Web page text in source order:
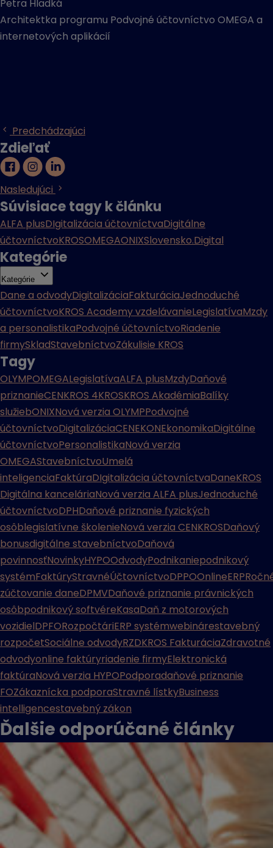
Petra Hladká
Architektka programu Podvojné účtovníctvo OMEGA a
internetových aplikácií
Predchádzajúci
Zdieľať
Nasledujúci
Súvisiace tagy k článku
ALFA plusDIgitalizácia účtovníctvaDigitálne
účtovníctvoKROSOMEGAONIXSlovensko.Digital
Kategórie
Kategórie
Dane a odvodyDigitalizáciaFakturáciaJednoduché
účtovníctvoKROS Academy vzdelávanieLegislatívaMzdy
a personalistikaPodvojné účtovníctvoRiadenie
firmySkladStavebníctvoZákulisie KROS
Tagy
OLYMPOMEGALegislatívaALFA plusMzdyDaňové
priznanieCENKROS 4KROSKROS AkadémiaBalíky
služiebONIXNová verzia OLYMPPodvojné
účtovníctvoDigitalizáciaCENEKONEkonomikaDigitálne
účtovníctvoPersonalistikaNová verzia
OMEGAStavebníctvoUmelá
inteligenciaFaktúraDIgitalizácia účtovníctvaDaneKROS
Digitálna kanceláriaNová verzia ALFA plusJednoduché
účtovníctvoDPHDaňové priznanie fyzických
osôblegislatívne školenieNová verzia CENKROSDaňový
bonusdigitálne stavebníctvoDaňová
povinnosťNovinkyHYPOOdvodyPodnikaniepodnikový
systémFaktúryStravnéÚčtovníctvoDPPOOnlineERP
zúčtovanie daneDPMVDaňové priznanie právnických
osôbpodnikový softvéreKasaDaň z motorových
vozidielDPFORozpočtáriERP systémwebinárestavebný
rozpočetSociálne odvodyRZDKROS FakturáciaZdravotné
odvodyonline faktúryriadenie firmyElektronická
faktúraNová verzia HYPOPodporadaňové priznanie
FOZákaznícka podporaStravné lístkyBusiness
intelligencestavebný zákon
Ďalšie odporúčané články